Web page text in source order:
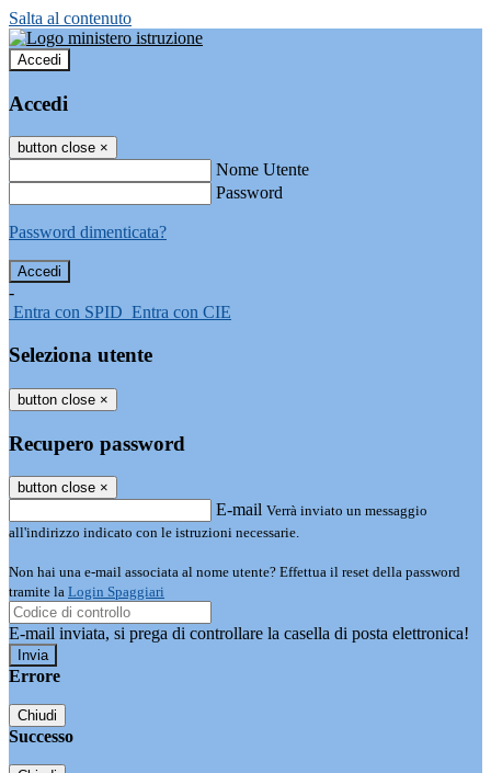
Salta al contenuto
Accedi
Accedi
button close ×
Nome Utente
Password
Password dimenticata?
-
Entra con SPID Entra con CIE
Seleziona utente
button close ×
Recupero password
button close ×
E-mail Verrà inviato un messaggio
all'indirizzo indicato con le istruzioni necessarie.
Non hai una e-mail associata al nome utente? Effettua il reset della password
tramite la Login Spaggiari
E-mail inviata, si prega di controllare la casella di posta elettronica!
Errore
Chiudi
Successo